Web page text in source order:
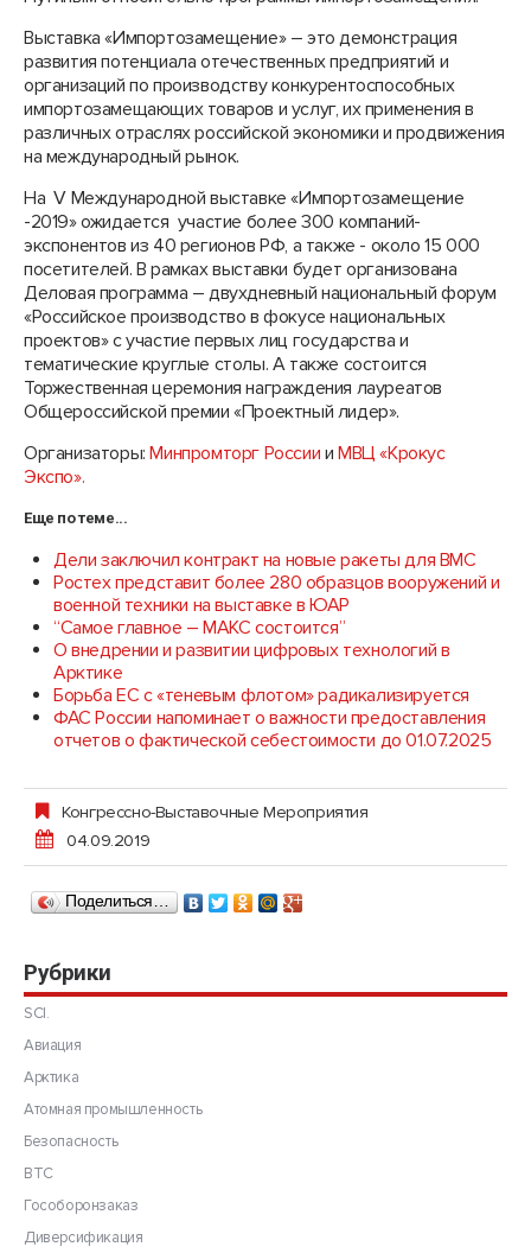
Выставка «Импортозамещение» – это демонстрация
развития потенциала отечественных предприятий и
организаций по производству конкурентоспособных
импортозамещающих товаров и услуг, их применения в
различных отраслях российской экономики и продвижения
на международный рынок.
На V Международной выставке «Импортозамещение
-2019» ожидается участие более 300 компаний-
экспонентов из 40 регионов РФ, а также - около 15 000
посетителей. В рамках выставки будет организована
Деловая программа – двухдневный национальный форум
«Российское производство в фокусе национальных
проектов» с участие первых лиц государства и
тематические круглые столы. А также состоится
Торжественная церемония награждения лауреатов
Общероссийской премии «Проектный лидер».
Организаторы:Минпромторг России иМВЦ «Крокус
Экспо».
Еще по теме...
Дели заключил контракт на новые ракеты для ВМС
Ростех представит более 280 образцов вооружений и
военной техники на выставке в ЮАР
“Самое главное – МАКС состоится”
О внедрении и развитии цифровых технологий в
Арктике
Борьба ЕС с «теневым флотом» радикализируется
ФАС России напоминает о важности предоставления
отчетов о фактической себестоимости до 01.07.2025
Конгрессно-Выставочные Мероприятия
04.09.2019
Поделиться…
Рубрики
SCI.
Авиация
Арктика
Атомная промышленность
Безопасность
ВТС
Гособоронзаказ
Диверсификация